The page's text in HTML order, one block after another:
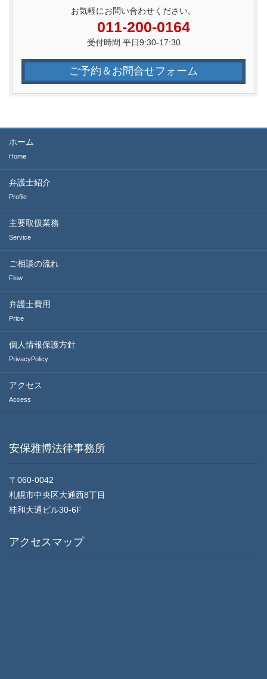
お気軽にお問い合わせください。
011-200-0164
受付時間 平日9:30-17:30
ご予約＆お問合せフォーム
ホーム
Home
弁護士紹介
Profile
主要取扱業務
Service
ご相談の流れ
Flow
弁護士費用
Price
個人情報保護方針
PrivacyPolicy
アクセス
Access
安保雅博法律事務所
〒060-0042
札幌市中央区大通西8丁目
桂和大通ビル30-6F
アクセスマップ